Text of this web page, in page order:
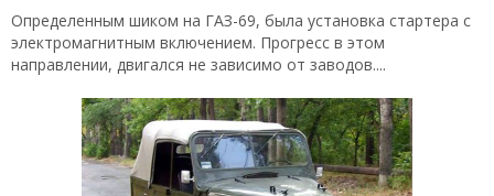
Определенным шиком на ГАЗ-69, была установка стартера с
электромагнитным включением. Прогресс в этом
направлении, двигался не зависимо от заводов....